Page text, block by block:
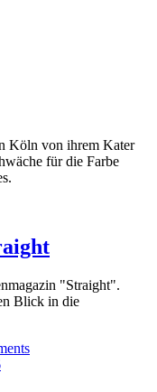
Köln von ihrem Kater
für die Farbe
"Straight".
Blick in die